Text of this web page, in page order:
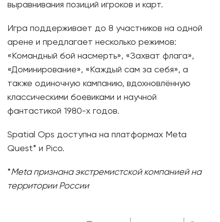
выравнивания позиций игроков и карт.
Игра поддерживает до 8 участников на одной
арене и предлагает несколько режимов:
«Командный бой насмерть», «Захват флага»,
«Доминирование», «Каждый сам за себя», а
также одиночную кампанию, вдохновлённую
классическими боевиками и научной
фантастикой 1980-х годов.
Spatial Ops доступна на платформах Meta
Quest* и Pico.
*Meta признана экстремистской компанией на
территории России